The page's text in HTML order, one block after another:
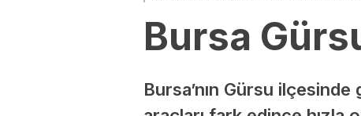
Bursa
Bursa’nın Gürsu